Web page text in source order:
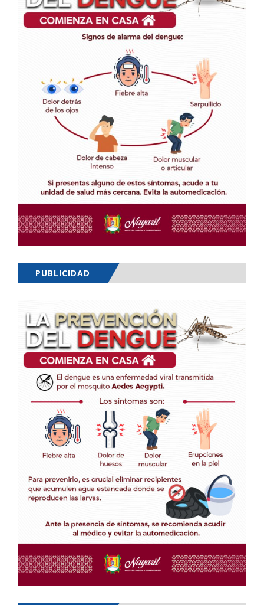
PUBLICIDAD